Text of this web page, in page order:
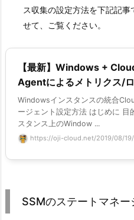
ス収集の設定方法を下記記
せて、ご覧ください。
【最新】Windows +
Agentによるメトリクス/
Windowsインスタンスの統合
ージェント設定方法 はじめに 目
スタンス上のWindow ...
https://oji-cloud.net/2019/08/
SSMのステートマネー